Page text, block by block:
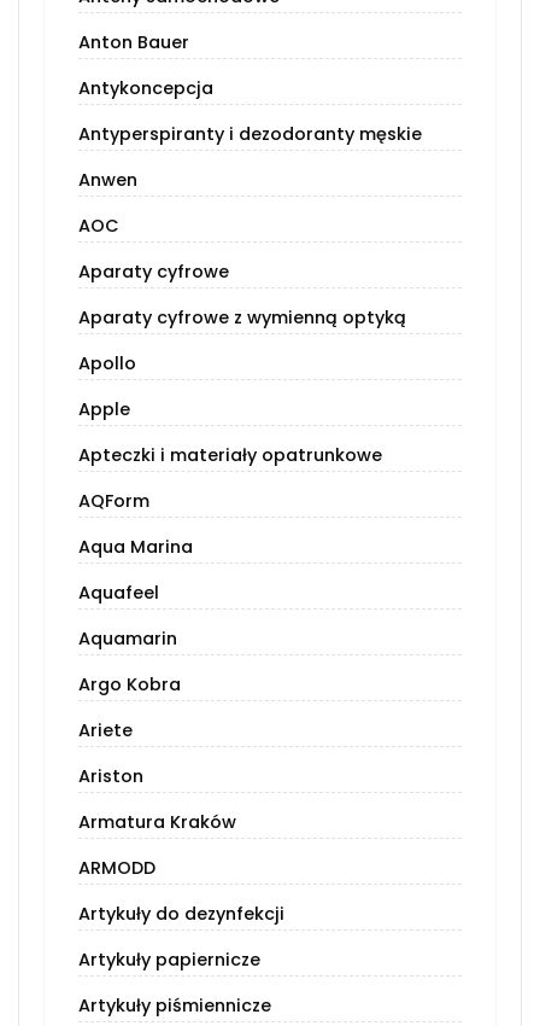
Anton Bauer
Antykoncepcja
Antyperspiranty i dezodoranty męskie
Anwen
AOC
Aparaty cyfrowe
Aparaty cyfrowe z wymienną optyką
Apollo
Apple
Apteczki i materiały opatrunkowe
AQForm
Aqua Marina
Aquafeel
Aquamarin
Argo Kobra
Ariete
Ariston
Armatura Kraków
ARMODD
Artykuły do dezynfekcji
Artykuły papiernicze
Artykuły piśmiennicze